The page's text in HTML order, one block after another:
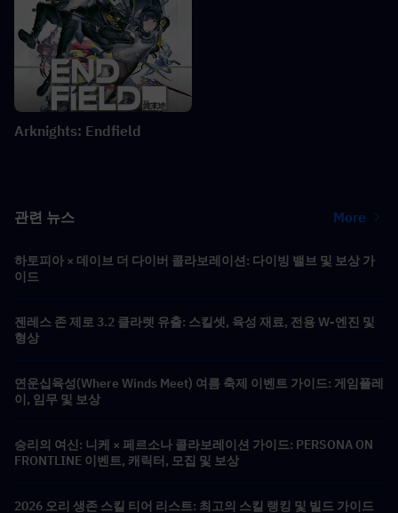
Arknights: Endfield
관련 뉴스 More
하토피아 × 데이브 더 다이버 콜라보레이션: 다이빙 밸브 및 보상 가
이드
젠레스 존 제로 3.2 클라렛 유출: 스킬셋, 육성 재료, 전용 W-엔진 및
형상
연운십육성(Where Winds Meet) 여름 축제 이벤트 가이드: 게임플레
이, 임무 및 보상
승리의 여신: 니케 × 페르소나 콜라보레이션 가이드: PERSONA ON
FRONTLINE 이벤트, 캐릭터, 모집 및 보상
2026 오리 생존 스킬 티어 리스트: 최고의 스킬 랭킹 및 빌드 가이드